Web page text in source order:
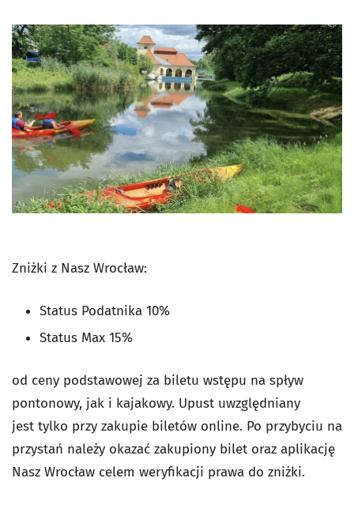
Zniżki z Nasz Wrocław:
Status Podatnika 10%
Status Max 15%
od ceny podstawowej za biletu wstępu na spływ
pontonowy, jak i kajakowy. Upust uwzględniany
jest tylko przy zakupie biletów online. Po przybyciu na
przystań należy okazać zakupiony bilet oraz aplikację
Nasz Wrocław celem weryfikacji prawa do zniżki.